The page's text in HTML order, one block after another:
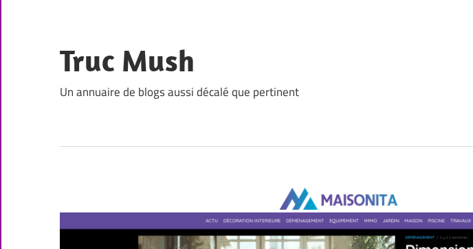
content
Truc Mush
Un annuaire de blogs aussi décalé que pertinent